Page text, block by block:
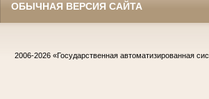
ОБЫЧНАЯ ВЕРСИЯ САЙТА
2006-2026 «Государственная автоматизированная